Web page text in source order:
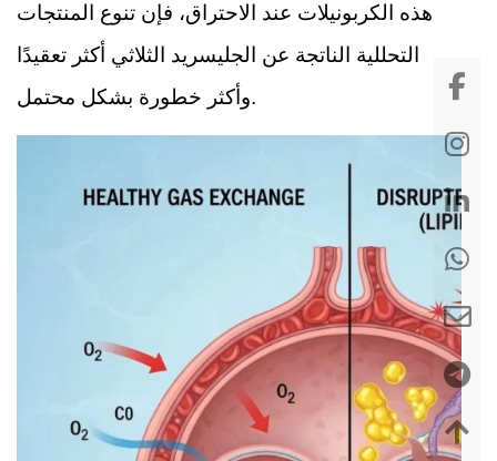
هذه الكربونيلات عند الاحتراق، فإن تنوع المنتجات
التحللية الناتجة عن الجليسريد الثلاثي أكثر تعقيدًا
وأكثر خطورة بشكل محتمل.